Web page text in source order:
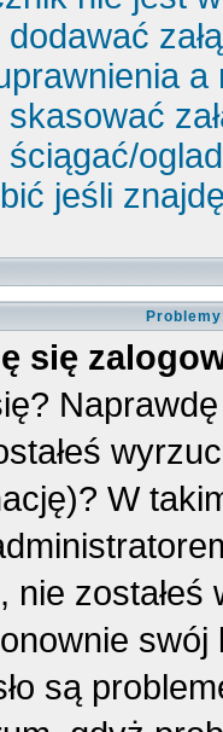
jeśli
się
W
nie
swój
są